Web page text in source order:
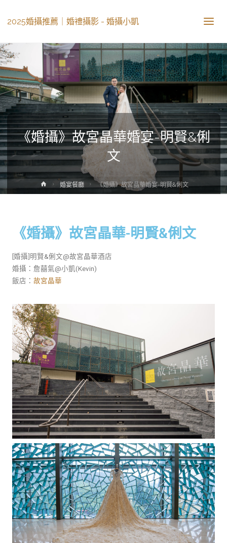
2025婚攝推薦｜婚禮攝影 - 婚攝小凱
《婚攝》故宮晶華婚宴-明賢&俐
文
婚宴餐廳 《婚攝》故宮晶華婚宴-明賢&俐文
《婚攝》故宮晶華-明賢&俐文
[婚攝]明賢&俐文@故宮晶華酒店
婚攝：詹囍氣@小凱(Kevin)
飯店： 故宮晶華